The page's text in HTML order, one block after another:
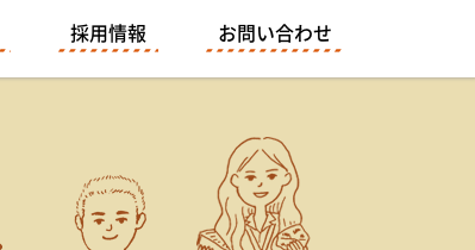
採用情報 お問い合わせ